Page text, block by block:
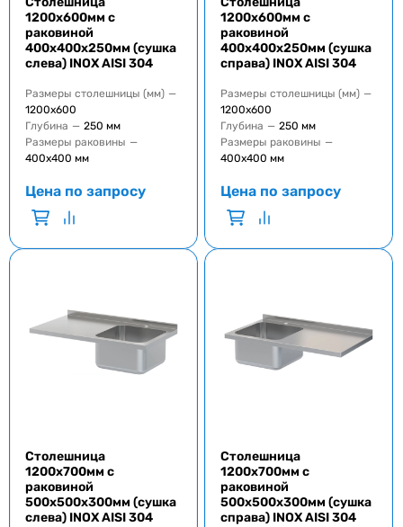
1200x600мм с
раковиной
400x400x250мм (сушка
слева) INOX AISI 304
Размеры столешницы (мм) —
1200x600
Глубина — 250 мм
Размеры раковины —
400x400 мм
Цена по запросу
1200x600мм с
раковиной
400x400x250мм (сушка
справа) INOX AISI 304
Размеры столешницы (мм) —
1200x600
Глубина — 250 мм
Размеры раковины —
400x400 мм
Цена по запросу
Столешница
1200x700мм с
раковиной
500x500x300мм (сушка
слева) INOX AISI 304
Столешница
1200x700мм с
раковиной
500x500x300мм (сушка
справа) INOX AISI 304